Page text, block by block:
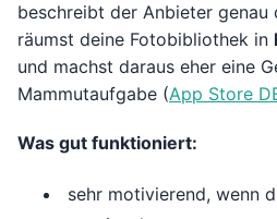
beschreibt der Anbieter genau
räumst deine Fotobibliothek in
und machst daraus eher eine
Mammutaufgabe (App Store
Was gut funktioniert:
sehr motivierend, wenn